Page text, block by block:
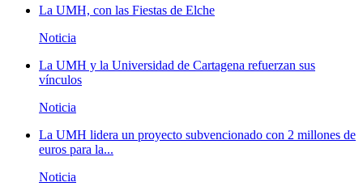
La UMH, con las Fiestas de Elche
Noticia
La UMH y la Universidad de Cartagena refuerzan sus
vínculos
Noticia
La UMH lidera un proyecto subvencionado con 2 millones de
euros para la...
Noticia